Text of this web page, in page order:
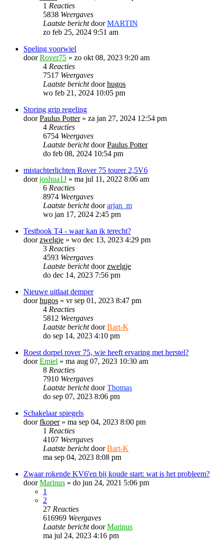
1 Reacties
5838 Weergaves
Laatste berichtdoorMARTIN
zo feb 25, 2024 9:51 am
Speling voorwiel
doorRover75 » zo okt 08, 2023 9:20 am
4 Reacties
7517 Weergaves
Laatste berichtdoorhugos
wo feb 21, 2024 10:05 pm
Storing grip regeling
doorPaulus Potter» za jan 27, 2024 12:54 pm
4 Reacties
6754 Weergaves
Laatste berichtdoorPaulus Potter
do feb 08, 2024 10:54 pm
mistachterlichten Rover 75 tourer 2,5V6
doorjoshua1J » ma jul 11, 2022 8:06 am
6 Reacties
8974 Weergaves
Laatste berichtdoorarjan_m
wo jan 17, 2024 2:45 pm
Testbook T4 - waar kan ik terecht?
doorzwelgje » wo dec 13, 2023 4:29 pm
3 Reacties
4593 Weergaves
Laatste berichtdoorzwelgje
do dec 14, 2023 7:56 pm
Nieuwe uitlaat demper
doorhugos » vr sep 01, 2023 8:47 pm
4 Reacties
5812 Weergaves
Laatste berichtdoorBart-K
do sep 14, 2023 4:10 pm
Roest dorpel rover 75, wie heeft ervaring met herstel?
doorEmiel » ma aug 07, 2023 10:30 am
8 Reacties
7910 Weergaves
Laatste berichtdoorThomas
do sep 07, 2023 8:06 pm
Schakelaar spiegels
doorfkoper» ma sep 04, 2023 8:00 pm
1 Reacties
4107 Weergaves
Laatste berichtdoorBart-K
ma sep 04, 2023 8:08 pm
Zwaar rokende KV6'en bij koude start: wat is het probleem?
doorMarinus » do jun 24, 2021 5:06 pm
1
2
27 Reacties
616969 Weergaves
Laatste berichtdoorMarinus
ma jul 24, 2023 4:16 pm